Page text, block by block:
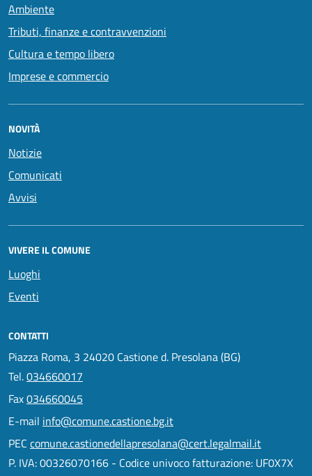
Ambiente
Tributi, finanze e contravvenzioni
Cultura e tempo libero
Imprese e commercio
NOVITÀ
Notizie
Comunicati
Avvisi
VIVERE IL COMUNE
Luoghi
Eventi
CONTATTI
Piazza Roma, 3 24020 Castione d. Presolana (BG)
Tel.034660017
Fax034660045
E-mail info@comune.castione.bg.it
PEC comune.castionedellapresolana@cert.legalmail.it
P. IVA: 00326070166 - Codice univoco fatturazione: UF0X7X